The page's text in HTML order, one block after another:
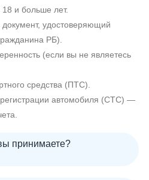
и больше лет.
удостоверяющий
РБ).
(если вы не являетесь
средства (ПТС).
регистрации автомобиля (СТС) —
принимаете?